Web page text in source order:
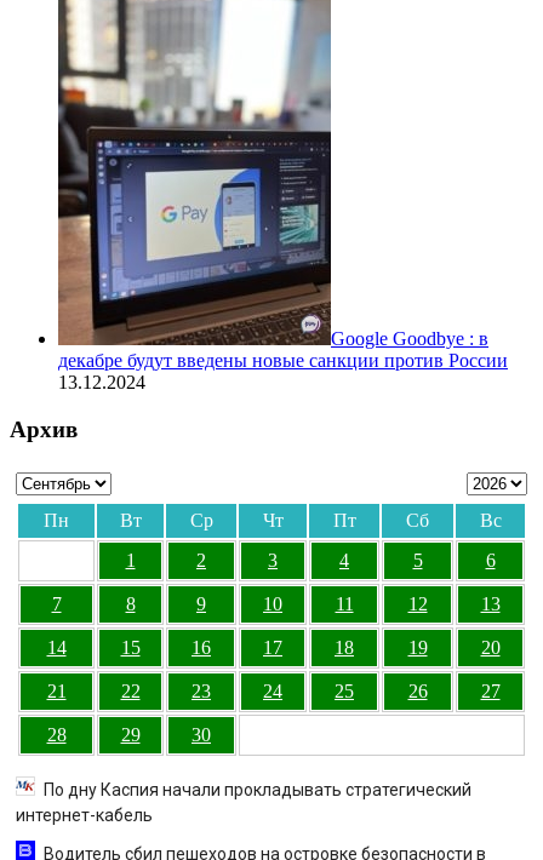
Google Goodbye : в
декабре будут введены новые санкции против России
13.12.2024
Архив
Пн Вт Ср Чт Пт Сб
Вс
1
2 3 4 5 6
7 8 9 10 11 12 13
14 15 16 17 18 19 20
21 22 23 24 25 26 27
28 29 30
По дну Каспия начали прокладывать стратегический
интернет-кабель
Водитель сбил пешеходов на островке безопасности в